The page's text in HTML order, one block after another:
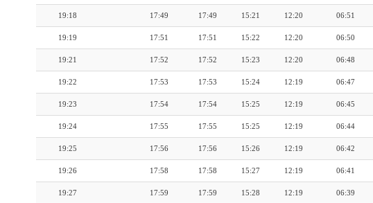
06:51
12:20
15:21
17:49
17:49
19:18
06:50
12:20
15:22
17:51
17:51
19:19
06:48
12:20
15:23
17:52
17:52
19:21
06:47
12:19
15:24
17:53
17:53
19:22
06:45
12:19
15:25
17:54
17:54
19:23
06:44
12:19
15:25
17:55
17:55
19:24
06:42
12:19
15:26
17:56
17:56
19:25
06:41
12:19
15:27
17:58
17:58
19:26
06:39
12:19
15:28
17:59
17:59
19:27